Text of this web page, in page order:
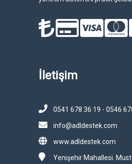
İletişim
0541 678 36 19 - 0546
info@adldestek.com
www.adldestek.com
Yenişehir Mahallesi.